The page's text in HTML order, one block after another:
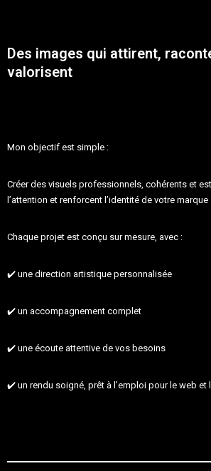
Des images qui attirent,
valorisent
Mon objectif est simple :
Créer des visuels professionnels, cohérents et
l’attention et renforcent l’identité de votre
Chaque projet est conçu sur mesure, avec :
✔️ une direction artistique personnalisée
✔️ un accompagnement complet
✔️ une écoute attentive de vos besoins
✔️ un rendu soigné, prêt à l’emploi pour le web et